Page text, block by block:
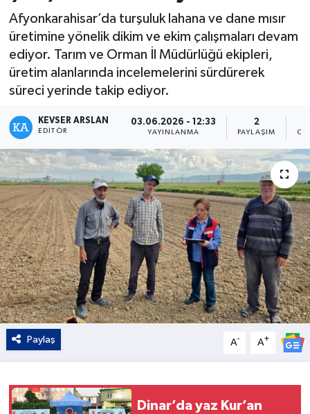
Afyonkarahisar’da turşuluk lahana ve dane mısır
üretimine yönelik dikim ve ekim çalışmaları devam
ediyor. Tarım ve Orman İl Müdürlüğü ekipleri,
üretim alanlarında incelemelerini sürdürerek
süreci yerinde takip ediyor.
KEVSER ARSLAN
EDITÖR
03.06.2026 - 12:33
YAYINLANMA
2
PAYLAŞIM
Paylaş A- A+
Dinar’da yaz Kur’an
Kültür - Sanat
Yaşam